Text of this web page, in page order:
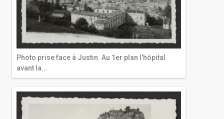
Photo prise face à Justin. Au 1er plan l'hôpital
avant la...